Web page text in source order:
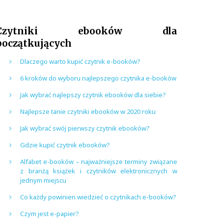
ebooków dla
Dlaczego warto kupić czytnik e-booków?
6 kroków do wyboru najlepszego czytnika e-booków
Jak wybrać najlepszy czytnik ebooków dla siebie?
Najlepsze tanie czytniki ebooków w 2020 roku
Jak wybrać swój pierwszy czytnik ebooków?
Gdzie kupić czytnik ebooków?
Alfabet e-booków – najważniejsze terminy związane
z branżą książek i czytników elektronicznych w
jednym miejscu
Co każdy powinien wiedzieć o czytnikach e-booków?
Czym jest e-papier?